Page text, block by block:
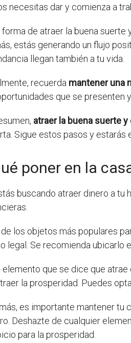
necesitas dar y comienza a
forma de atraer la buena suerte
estás generando un flujo
llegan también a tu vida.
recuerda mantener una
que se presenten
atraer la buena suerte y
Sigue estos pasos y estarás
poner en la
buscando atraer dinero a
de los objetos más populares
legal. Se recomienda ubicarlo
elemento que se dice que
la prosperidad. Puedes
es importante mantener tu
Deshazte de cualquier
para la prosperidad.